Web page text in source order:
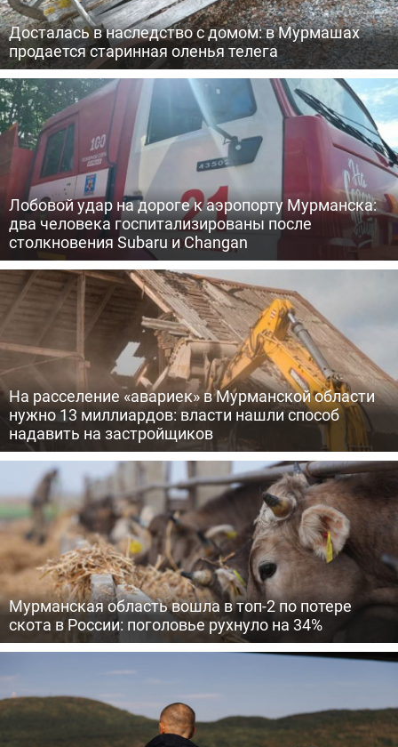
Досталась в наследство с домом: в Мурмашах
продается старинная оленья телега
Лобовой удар на дороге к аэропорту Мурманска:
два человека госпитализированы после
столкновения Subaru и Changan
На расселение «авариек» в Мурманской области
нужно 13 миллиардов: власти нашли способ
надавить на застройщиков
Мурманская область вошла в топ-2 по потере
скота в России: поголовье рухнуло на 34%